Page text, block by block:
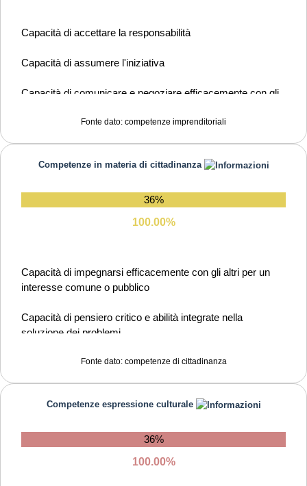
Capacità di accettare la responsabilità
Capacità di assumere l'iniziativa
Capacità di comunicare e negoziare efficacemente con gli
Capacità di mantenere il ritmo dell'attività
Capacità di motivare gli altri e valorizzare le loro idee, di
provare empatia
Capacità di pensiero strategico e risoluzione dei problemi
autoconsapevolezza
Capacità di riflessione critica e costruttiva
Capacità di trasformare le idee in azioni
Fonte dato: competenze imprenditoriali
Competenze in materia di cittadinanza
36%
100.00%
Capacità di impegnarsi efficacemente con gli altri per un
interesse comune o pubblico
Capacità di pensiero critico e abilità integrate nella
soluzione dei problemi
Fonte dato: competenze di cittadinanza
Competenze espressione culturale
36%
100.00%